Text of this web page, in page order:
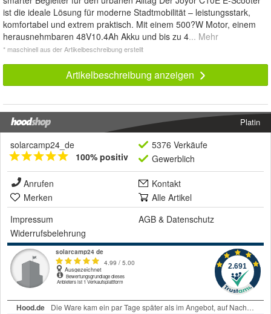
ist die ideale Lösung für moderne Stadtmobilität – leistungsstark,
komfortabel und extrem praktisch. Mit einem 500?W Motor, einem
herausnehmbaren 48V10.4Ah Akku und bis zu 4... Mehr
* maschinell aus der Artikelbeschreibung erstellt
Artikelbeschreibung anzeigen
Platin
solarcamp24_de
100% positiv
5376 Verkäufe
Gewerblich
Anrufen
Kontakt
Merken
Alle Artikel
Impressum
AGB & Datenschutz
Widerrufsbelehrung